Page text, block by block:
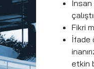
İnsan
Fikri
İfade
etkin